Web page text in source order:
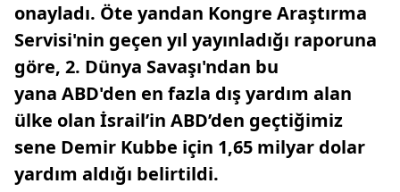
onayladı. Öte yandan Kongre Araştırma
Servisi'nin geçen yıl yayınladığı raporuna
göre, 2. Dünya Savaşı'ndan bu
yana ABD'den en fazla dış yardım alan
ülke olan İsrail’in ABD’den geçtiğimiz
sene Demir Kubbe için 1,65 milyar dolar
yardım aldığı belirtildi.